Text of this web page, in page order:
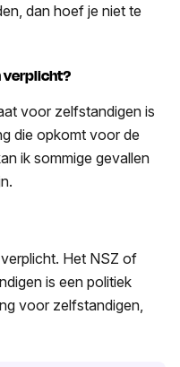
dan hoef je niet te
verplicht?
voor zelfstandigen is
die opkomt voor de
ik sommige gevallen
Het NSZ of
is een politiek
voor zelfstandigen,